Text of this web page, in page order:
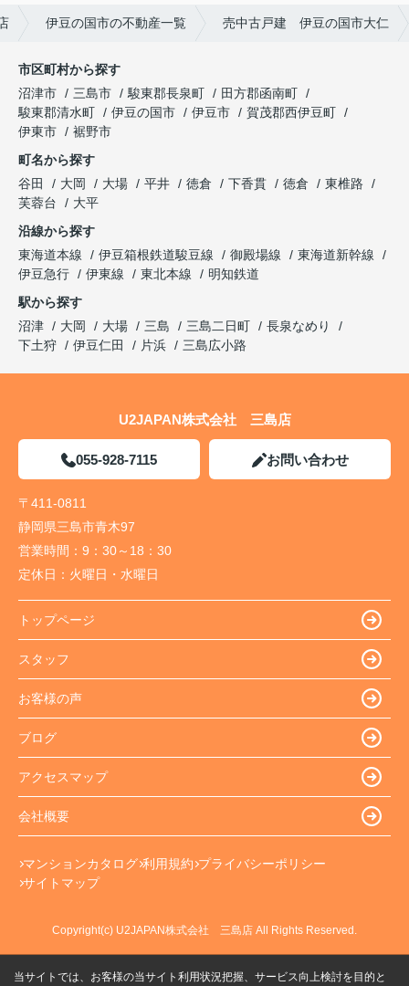
伊豆の国市の不動産一覧 売中古戸建 伊豆の国市大仁
市区町村から探す
沼津市
三島市 駿東郡長泉町
田方郡函南町
駿東郡清水町
伊豆の国市 伊豆市
賀茂郡西伊豆町
伊東市
裾野市
町名から探す
谷田
大岡 大場 平井 徳倉 下香貫 徳倉
東椎路
芙蓉台
大平
沿線から探す
東海道本線
伊豆箱根鉄道駿豆線 御殿場線
東海道新幹線
伊豆急行
伊東線 東北本線
明知鉄道
駅から探す
沼津
大岡 大場 三島 三島二日町
長泉なめり
下土狩
伊豆仁田 片浜 三島広小路
U2JAPAN株式会社 三島店
055-928-7115 お問い合わせ
〒411-0811
静岡県三島市青木97
営業時間： 9：30～18：30
定休日： 火曜日・水曜日
トップページ
スタッフ
お客様の声
ブログ
アクセスマップ
会社概要
マンションカタログ 利用規約 プライバシーポリシー
サイトマップ
Copyright(c) U2JAPAN株式会社 三島店 All Rights Reserved.
当サイトでは、お客様の当サイト利用状況把握、サービス向上検討を目的と